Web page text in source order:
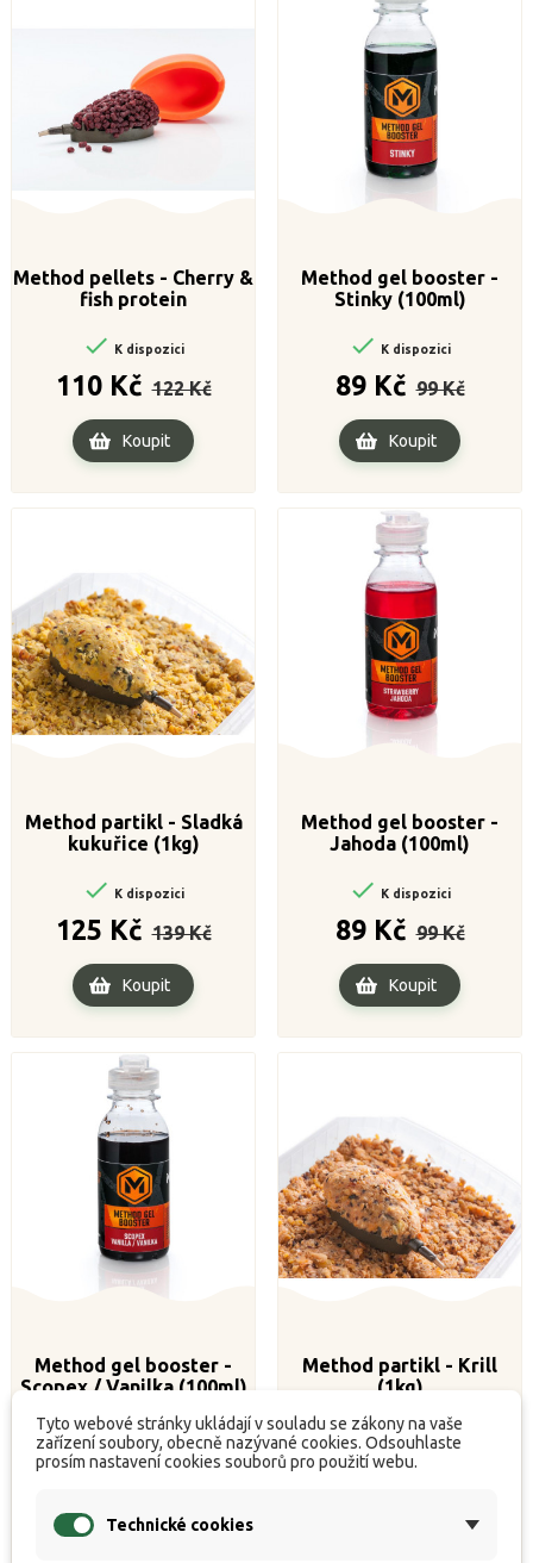
Method pellets - Cherry &
fish protein
 K dispozici
110 Kč cena
122 Kč
Cena
Koupit
Method gel booster -
Stinky (100ml)
 K dispozici
89 Kč cena
99 Kč
Cena
Koupit
Method partikl - Sladká
kukuřice (1kg)
 K dispozici
125 Kč cena
139 Kč
Koupit
Method gel booster -
Jahoda (100ml)
 K dispozici
89 Kč cena
99 Kč
Koupit
Method gel booster -
Scopex / Vanilka (100ml)
K dispozici
89 Kč Běžná Cena
Koupit
Method partikl - Krill
(1kg)
 K dispozici
125 Kč
Tyto webové stránky ukládají v souladu se zákony na vaše
zařízení soubory, obecně nazývané cookies. Odsouhlaste
prosím nastavení cookies souborů pro použití webu.
Technické cookies